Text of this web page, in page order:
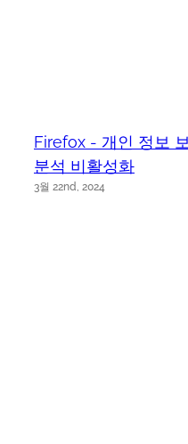
Firefox - 개인 정보
분석 비활성화
3월 22nd, 2024